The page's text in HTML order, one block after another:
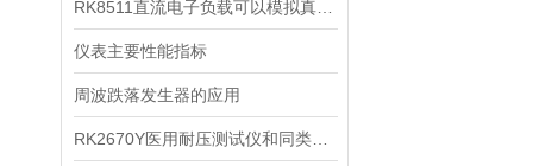
仪表主要性能指标
周波跌落发生器的应用